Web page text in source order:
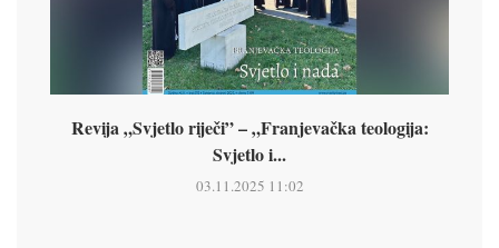
Revija „Svjetlo riječi” – „Franjevačka teologija:
Svjetlo i...
03.11.2025 11:02